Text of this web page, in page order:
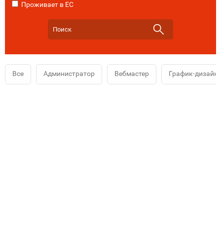
Проживает в ЕС
Все Администратор Вебмастер График-